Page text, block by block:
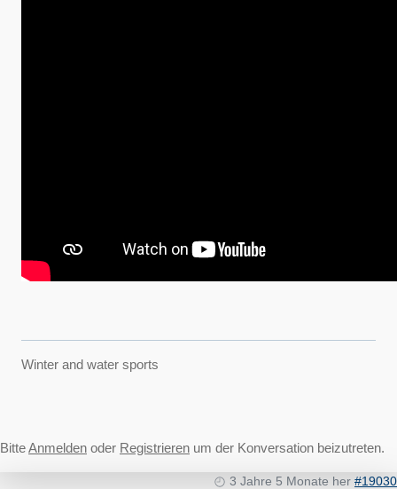
Winter and water sports
BitteAnmelden oder Registrieren um der Konversation beizutreten.
3 Jahre 5 Monate her #19030